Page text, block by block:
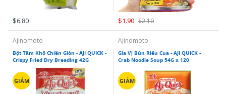
$6.80 $1.90 $2.10
Ajinomoto
Bột Tẩm Khô Chiên Giòn - AJI QUICK -
Crispy Fried Dry Breading 42G
GIẢM
Ajinomoto
Gia Vị Bún Riêu Cua - AJI QUICK -
Crab Noodle Soup 54G x 120
GIẢM